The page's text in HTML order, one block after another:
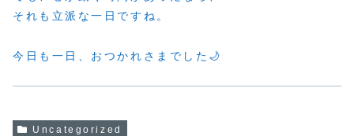
それも立派な一日ですね。
今日も一日、おつかれさまでした🌙
Uncategorized